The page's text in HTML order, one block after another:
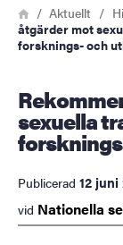
Om
Länkstig
HemAktuellt
åtgärder mot
forsknings- och
Rekommendationer för åtgärder mot
sexuella
Publicerad 12 juni
vid Nationella